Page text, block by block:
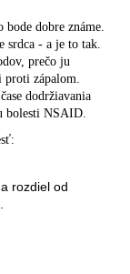
dobre známe.
srdca - a je to tak.
prečo ju
zápalom.
dodržiavania
bolesti NSAID.
rozdiel od